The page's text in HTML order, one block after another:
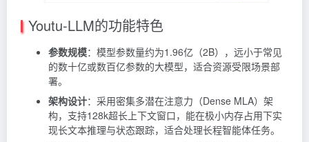
Youtu-LLM的功能特色
参数规模：模型参数量约为1.96亿（2B），远小于常见
的数十亿或数百亿参数的大模型，适合资源受限场景部
署。
架构设计：采用密集多潜在注意力（Dense MLA）架
构，支持128k超长上下文窗口，能在极小内存占用下实
现长文本推理与状态跟踪，适合处理长程智能体任务。